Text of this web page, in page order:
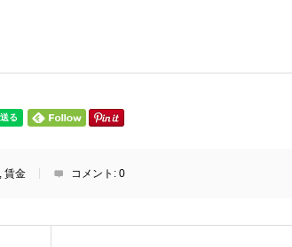
賃金 コメント: 0